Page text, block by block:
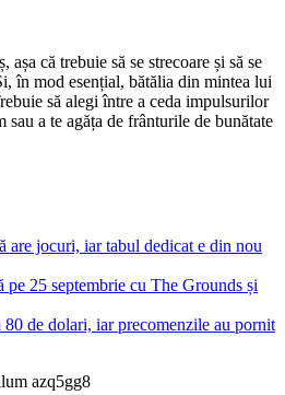
așa că trebuie să se strecoare și să se
în mod esențial, bătălia din mintea lui
să alegi între a ceda impulsurilor
a te agăța de frânturile de bunătate
are jocuri, iar tabul dedicat e din nou
pe 25 septembrie cu The Grounds și
de dolari, iar precomenzile au pornit